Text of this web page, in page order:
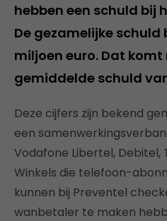
hebben een schuld bij
De gezamelijke
miljoen euro. Dat komt
gemiddelde schuld
Deze cijfers zijn bekend
een
Vodafone Libertel, Debitel,
Winkels die telefoon-
kunnen bij Preventel
wanbetaler te maken